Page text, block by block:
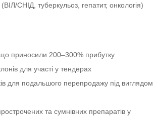
СНІД, туберкульоз, гепатит, онкологія)
приносили 200–300% прибутку
для участі у тендерах
для подальшого перепродажу під виглядом
та сумнівних препаратів у